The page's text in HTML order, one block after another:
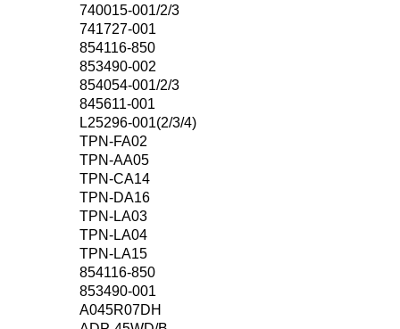
740015-001/2/3
741727-001
854116-850
853490-002
854054-001/2/3
845611-001
L25296-001(2/3/4)
TPN-FA02
TPN-AA05
TPN-CA14
TPN-DA16
TPN-LA03
TPN-LA04
TPN-LA15
854116-850
853490-001
A045R07DH